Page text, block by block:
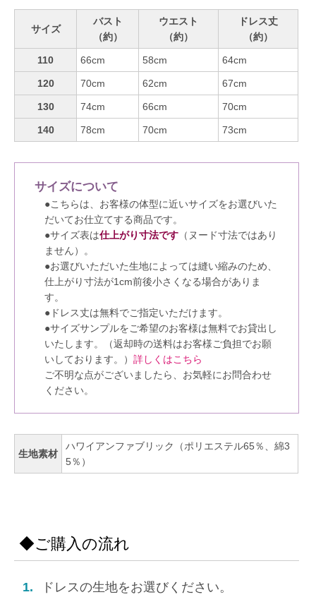
サイズ
バスト
（約）
ウエスト
（約）
ドレス丈
（約）
110 66cm 58cm 64cm
120 70cm 62cm 67cm
130 74cm 66cm 70cm
140 78cm 70cm 73cm
サイズについて
●こちらは、お客様の体型に近いサイズをお選びいた
だいてお仕立てする商品です。
●サイズ表は仕上がり寸法です （ヌード寸法ではあり
ません）。
●お選びいただいた生地によっては縫い縮みのため、
仕上がり寸法が1cm前後小さくなる場合がありま
す。
●ドレス丈は無料でご指定いただけます。
●サイズサンプルをご希望のお客様は無料でお貸出し
いたします。（返却時の送料はお客様ご負担でお願
いしております。） 詳しくはこちら
ご不明な点がございましたら、お気軽にお問合わせ
ください。
生地素材
ハワイアンファブリック（ポリエステル65％、綿3
5％）
◆ご購入の流れ
1. ドレスの生地をお選びください。